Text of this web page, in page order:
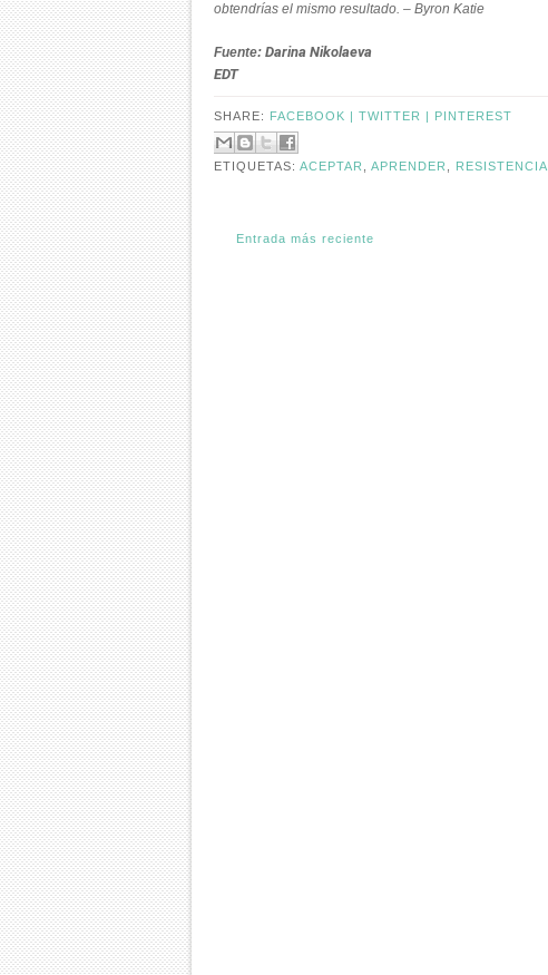
obtendrías el mismo resultado. – Byron Katie
Fuente: Darina Nikolaeva
EDT
SHARE: FACEBOOK | TWITTER | PINTEREST
ETIQUETAS: ACEPTAR APRENDER RESISTENCIA
Entrada más reciente